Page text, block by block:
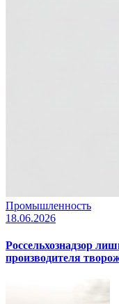
Промышленность
18.06.2026
Россельхознадзор
производителя